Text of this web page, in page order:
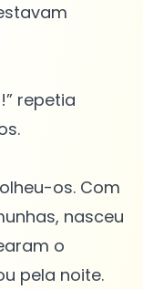
repetia
os. Com
nasceu
o
pela noite.